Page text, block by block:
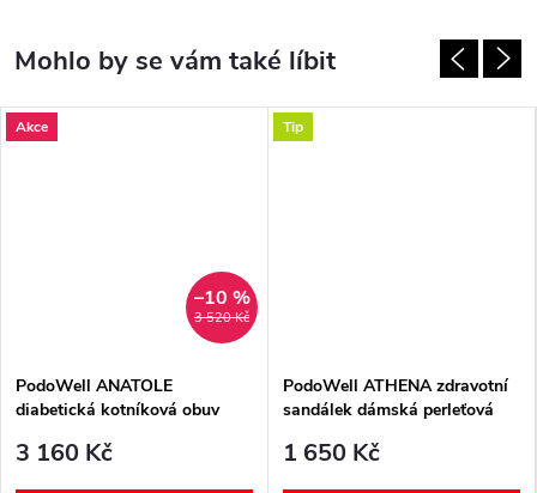
Akce
3 520 Kč
–10 %
PodoWell ANATOLE
diabetická kotníková obuv
3 160 Kč
Tip
PodoWell ATHENA zdravotní
sandálek dámská perleťová
1 650 Kč